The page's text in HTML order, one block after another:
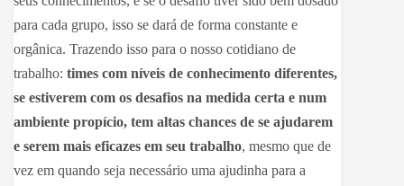
para cada grupo, isso se dará de forma constante e
orgânica. Trazendo isso para o nosso cotidiano de
trabalho: times com níveis de conhecimento diferentes,
se estiverem com os desafios na medida certa e num
ambiente propício, tem altas chances de se ajudarem
e serem mais eficazes em seu trabalho, mesmo que de
vez em quando seja necessário uma ajudinha para a